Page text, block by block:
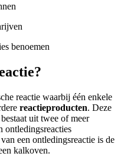
benoemen
reactie waarbij één enkele
reactieproducten. Deze
uit twee of meer
ontledingsreacties
een ontledingsreactie is de
kalkoven.